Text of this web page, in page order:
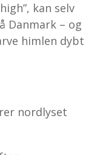
kan selv
Danmark – og
himlen dybt
nordlyset